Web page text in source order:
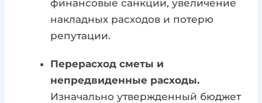
финансовые санкции, увеличение
накладных расходов и потерю
репутации.
Перерасход сметы и
непредвиденные расходы.
Изначально утвержденный бюджет